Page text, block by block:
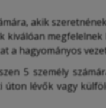
akik
kiválóan
a hagyományos
5 személy
lévők vagy